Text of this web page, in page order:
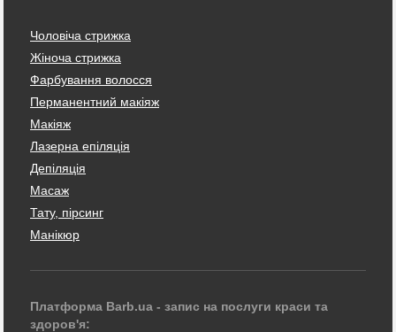
Чоловіча стрижка
Жіноча стрижка
Фарбування волосся
Перманентний макіяж
Макіяж
Лазерна епіляція
Депіляція
Масаж
Тату, пірсинг
Манікюр
Платформа Barb.ua - запис на послуги краси та
здоров'я: